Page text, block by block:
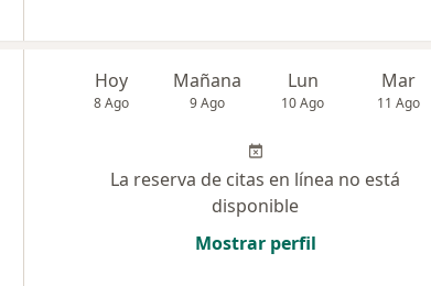
Hoy
8 Ago
Mañana
9 Ago
Lun
10 Ago
Mar
11 Ago
La reserva de citas en línea no está
disponible
Mostrar perfil